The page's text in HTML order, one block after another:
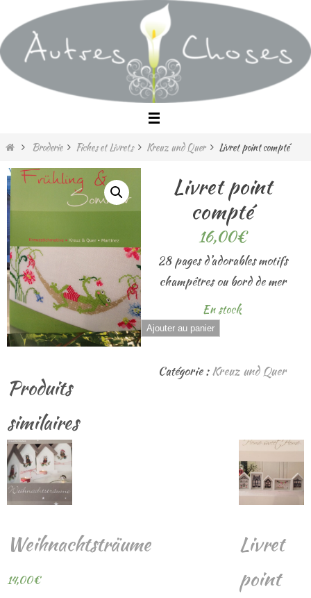
vers
le
contenu
HomeBroderie Fiches et Livrets Kreuz und Quer Livret point compté
Livret point
compté
16,00€
28 pages d’adorables motifs
champêtres ou bord de mer
En stock
quantité
de
Livret
Ajouter au panier
Catégorie :Kreuz und Quer
Produits
similaires
Weihnachtsträume
14,00€
Livret
point